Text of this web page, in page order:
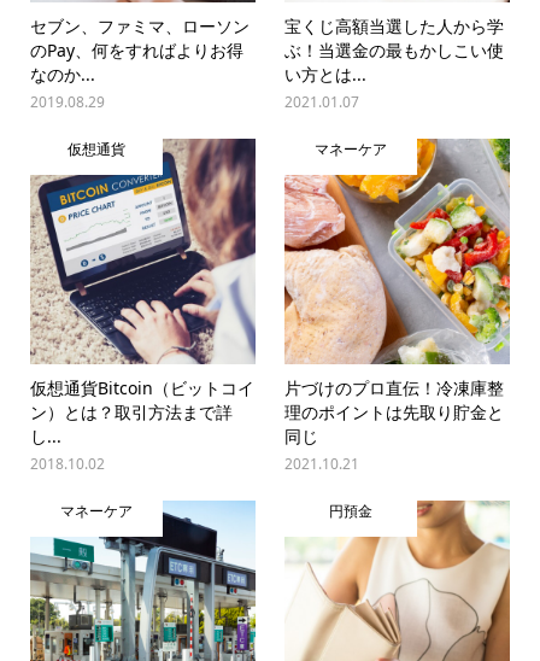
セブン、ファミマ、ローソン
のPay、何をすればよりお得
なのか...
2019.08.29
宝くじ高額当選した人から学
ぶ！当選金の最もかしこい使
い方とは...
2021.01.07
仮想通貨
仮想通貨Bitcoin（ビットコイ
ン）とは？取引方法まで詳
し...
2018.10.02
マネーケア
片づけのプロ直伝！冷凍庫整
理のポイントは先取り貯金と
同じ
2021.10.21
マネーケア 円預金